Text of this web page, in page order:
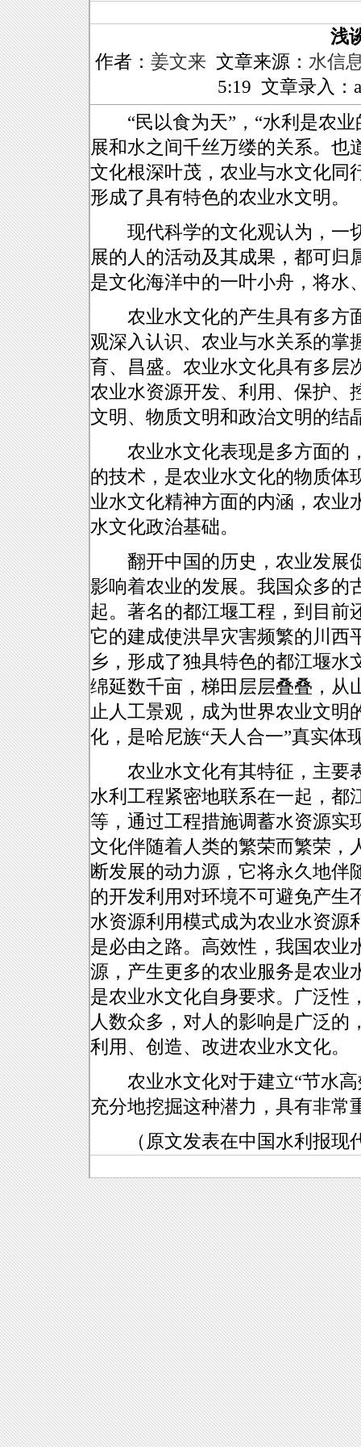
浅
作者： 姜文来 文章来源： 水信
5:19 文章录入：
“民以食为天”，“水利是农业
展和水之间千丝万缕的关系。也
文化根深叶茂，农业与水文化同
形成了具有特色的农业水文明。
现代科学的文化观认为，一
展的人的活动及其成果，都可归
是文化海洋中的一叶小舟，将水
农业水文化的产生具有多方
观深入认识、农业与水关系的掌
育、昌盛。农业水文化具有多层
农业水资源开发、利用、保护、
文明、物质文明和政治文明的结
农业水文化表现是多方面的，
的技术，是农业水文化的物质体
业水文化精神方面的内涵，农业
水文化政治基础。
翻开中国的历史，农业发展
影响着农业的发展。我国众多的
起。著名的都江堰工程，到目前
它的建成使洪旱灾害频繁的川西
乡，形成了独具特色的都江堰水
绵延数千亩，梯田层层叠叠，从
止人工景观，成为世界农业文明
化，是哈尼族“天人合一”真实体
农业水文化有其特征，主要
水利工程紧密地联系在一起，都
等，通过工程措施调蓄水资源实
文化伴随着人类的繁荣而繁荣，
断发展的动力源，它将永久地伴
的开发利用对环境不可避免产生
水资源利用模式成为农业水资源
是必由之路。高效性，我国农业
源，产生更多的农业服务是农业
是农业水文化自身要求。广泛性
人数众多，对人的影响是广泛的
利用、创造、改进农业水文化。
农业水文化对于建立“节水高
充分地挖掘这种潜力，具有非常
（原文发表在中国水利报现